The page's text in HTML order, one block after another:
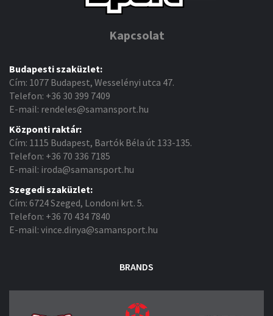
Kapcsolat
Budapesti szaküzlet:
Cím: 1077 Budapest, Wesselényi utca 47.
Telefon: +36 30 399 7409
E-mail: rendeles@samansport.hu
Központi raktár:
Cím: 1115 Budapest, Bartók Béla út 133-135.
Telefon: +36 70 336 7185
E-mail: iroda@samansport.hu
Szegedi szaküzlet:
Cím: 6724 Szeged, Londoni krt. 5.
Telefon: +36 70 434 7840
E-mail: vince.dinya@samansport.hu
BRANDS